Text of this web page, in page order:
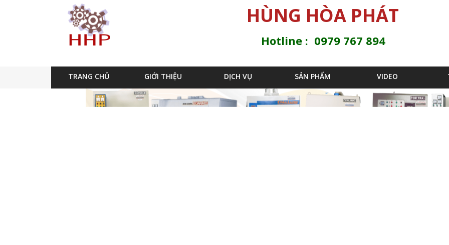
Jump to navigation
HÙNG HÒA PHÁT
Hotline : 0979 767 894
TRANG CHỦ GIỚI THIỆU DỊCH VỤ SẢN PHẨM VIDEO